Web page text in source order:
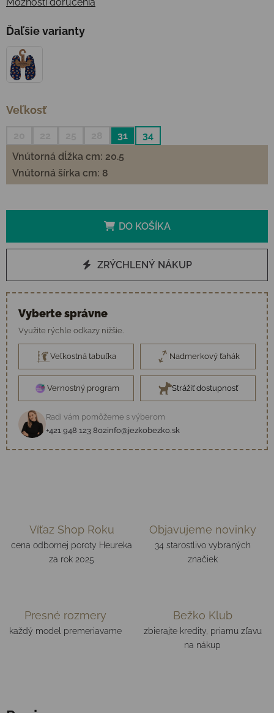
Ďaľšie varianty
Veľkosť
31
34
Vnútorná dĺžka cm: 20.5
Vnútorná šírka cm: 8
DO KOŠÍKA
ZRÝCHLENÝ NÁKUP
Vyberte správne
Využite rýchle odkazy nižšie.
Veľkostná tabuľka Nadmerkový ťahák
Vernostný program Strážiť dostupnosť
Radi vám pomôžeme s výberom
+421 948 123 802info@jezkobezko.sk
Víťaz Shop Roku
cena odbornej poroty Heureka
za rok 2025
Objavujeme novinky
34 starostlivo vybraných
značiek
Presné rozmery
každý model premeriavame
Bežko Klub
zbierajte kredity, priamu zľavu
na nákup